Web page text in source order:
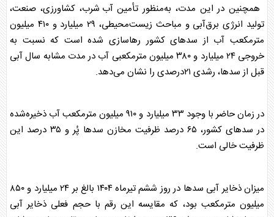
همچنین در این مدت، به‌منظور تأمینآب شرب، کشاورزی، صنعت،
تولید انرژی برق‌آب
ی و مباحث زیست‌محیطی، ۲۹ میلیارد و ۴۱۰ میلیون
مترمکعب آب از سد‌های کشور رهاسازی شده است که نسبت به
خروجی ۲۴ میلیارد و ۳۸۰ میلیون مترمکعبی
آب در مدت مشابه سالآبی
قبل از سدها، رشدی ۲۱درصدی را نشان می‌دهد.
در زمان حاضر با وجود ۳۳ میلیارد و ۹۱۰ میلیون مترمکعب آب ذخیره‌شده
در سد‌های کشور، ۶۵ درصد ظرفیت مخازن سد‌ها پُر و ۳۵ درصد این
ظرفیت خالی است.
میزان ذخایر آب
ی سد‌ها در روز ششم تیرماه ۱۴۰۴ بالغ بر ۲۴ میلیارد و ۸۵۰
میلیون مترمکعب بود، که مقایسه این رقم با حجم فعلی ذخایر آبی